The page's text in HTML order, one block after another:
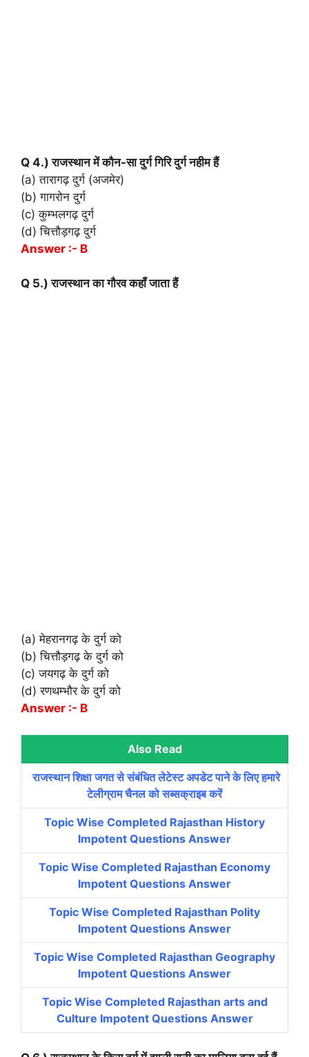
Q 4.) राजस्थान में कौन-सा दुर्ग गिरि दुर्ग नहीम हैं
(a) तारागढ़ दुर्ग (अजमेर)
(b) गागरोन दुर्ग
(c) कुम्भलगढ़ दुर्ग
(d) चित्तौड़गढ़ दुर्ग
Answer :- B
Q 5.) राजस्थान का गौरव कहॉं जाता हैं
(a) मेहरानगढ़ के दुर्ग को
(b) चित्तौड़गढ़ के दुर्ग को
(c) जयगढ़ के दुर्ग को
(d) रणथम्भौर के दुर्ग को
Answer :- B
Also Read
राजस्थान शिक्षा जगत से संबंधित लेटेस्ट अपडेट पाने के लिए हमारे
टेलीग्राम चैनल को सब्सक्राइब करें
Topic Wise Completed Rajasthan History
Impotent Questions Answer
Topic Wise Completed Rajasthan Economy
Impotent Questions Answer
Topic Wise Completed Rajasthan Polity
Impotent Questions Answer
Topic Wise Completed Rajasthan Geography
Impotent Questions Answer
Topic Wise Completed Rajasthan arts and
Culture Impotent Questions Answer